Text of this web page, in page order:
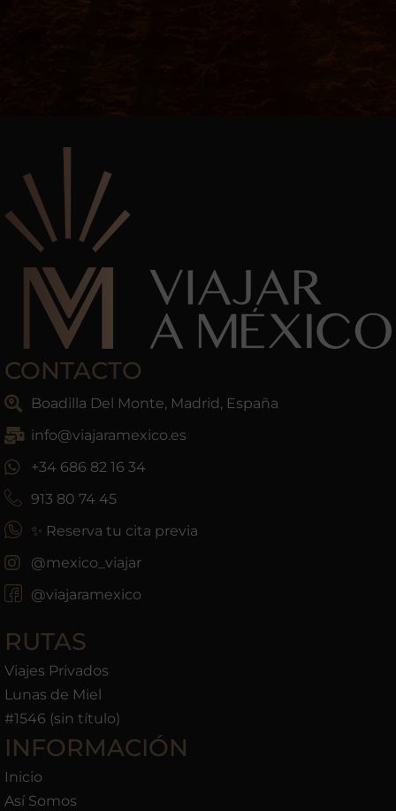
CONTACTO
Boadilla Del Monte, Madrid, España
info@viajaramexico.es
+34 686 82 16 34
913 80 74 45
✨ Reserva tu cita previa
@mexico_viajar
@viajaramexico
RUTAS
Viajes Privados
Lunas de Miel
#1546 (sin título)
INFORMACIÓN
Inicio
Así Somos